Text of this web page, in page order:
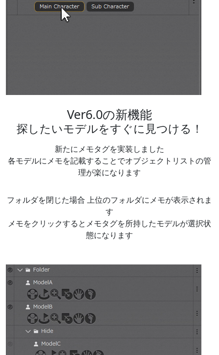
Ver6.0の新機能
探したいモデルをすぐに見つける！
新たにメモタグを実装しました
各モデルにメモを記載することでオブジェクトリストの管
理が楽になります
フォルダを閉じた場合 上位のフォルダにメモが表示されま
す
メモをクリックするとメモタグを所持したモデルが選択状
態になります